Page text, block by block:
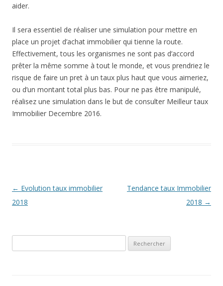
aider.
Il sera essentiel de réaliser une simulation pour mettre en
place un projet d’achat immobilier qui tienne la route.
Effectivement, tous les organismes ne sont pas d’accord
prêter la même somme à tout le monde, et vous prendriez le
risque de faire un pret à un taux plus haut que vous aimeriez,
ou d’un montant total plus bas. Pour ne pas être manipulé,
réalisez une simulation dans le but de consulter Meilleur taux
Immobilier Decembre 2016.
Navigation
des
← Evolution taux immobilier
2018
Tendance taux Immobilier
2018 →